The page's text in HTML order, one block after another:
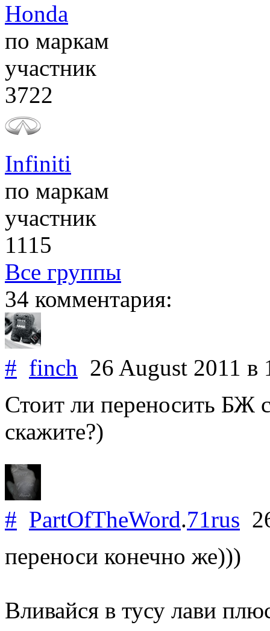
Honda
по маркам
участник
3722
Infiniti
по маркам
участник
1115
Все группы
34 комментария:
# finch 26 August 2011 в
Стоит ли переносить БЖ
скажите?)
# PartOfTheWord.71rus
переноси конечно же)))
Вливайся в тусу лави